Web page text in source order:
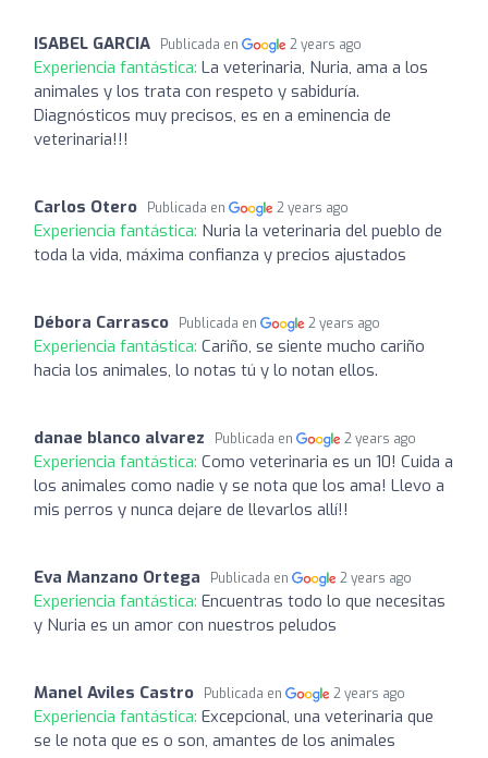
ISABEL GARCIA Publicada en 2 years ago
Experiencia fantástica: La veterinaria, Nuria, ama a los
animales y los trata con respeto y sabiduría.
Diagnósticos muy precisos, es en a eminencia de
veterinaria!!!
Carlos Otero Publicada en 2 years ago
Experiencia fantástica: Nuria la veterinaria del pueblo de
toda la vida, máxima confianza y precios ajustados
Débora Carrasco Publicada en 2 years ago
Experiencia fantástica: Cariño, se siente mucho cariño
hacia los animales, lo notas tú y lo notan ellos.
danae blanco alvarez Publicada en 2 years ago
Experiencia fantástica: Como veterinaria es un 10! Cuida a
los animales como nadie y se nota que los ama! Llevo a
mis perros y nunca dejare de llevarlos allí!!
Eva Manzano Ortega Publicada en 2 years ago
Experiencia fantástica: Encuentras todo lo que necesitas
y Nuria es un amor con nuestros peludos
Manel Aviles Castro Publicada en 2 years ago
Experiencia fantástica: Excepcional, una veterinaria que
se le nota que es o son, amantes de los animales